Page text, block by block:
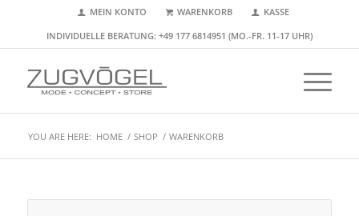
MEIN KONTO WARENKORB
KASSE
INDIVIDUELLE BERATUNG: +49 177 6814951 (MO.-FR. 11-17 UHR)
YOU ARE HERE: HOME / SHOP / WARENKORB